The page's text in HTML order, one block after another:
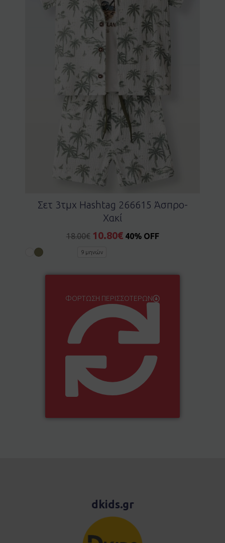
Σετ 3τμχ Hashtag 266615 Άσπρο-
Χακί
18.00€ 10.80€ 40% OFF
9 μηνών
ΦΌΡΤΩΣΗ ΠΕΡΙΣΣΌΤΕΡΩΝ
dkids.gr